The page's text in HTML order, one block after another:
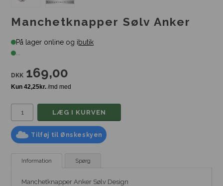
Manchetknapper Sølv Anker
På lager online og ibutik
...
DKK 169,00
Tilføj til Ønskeskyen
Information Spørg
Manchetknapper Anker Sølv Design